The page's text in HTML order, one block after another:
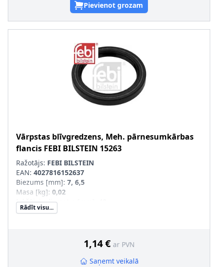
Pievienot grozam
Vārpstas blīvgredzens, Meh. pārnesumkārbas
flancis FEBI BILSTEIN 15263
Ražotājs: FEBI BILSTEIN
EAN: 4027816152637
Biezums [mm]: 7, 6,5
Masa [kg]: 0,02
Iekšējais diametrs [mm]
Rādīt visu...
1,14 € ar PVN
Saņemt veikalā